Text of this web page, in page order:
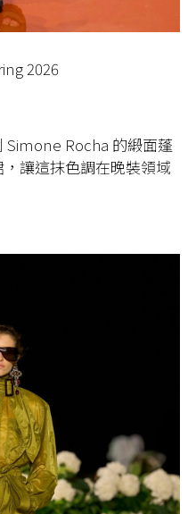
2026
Rocha 的緞面蓬
讓這抹色調在晚裝領域